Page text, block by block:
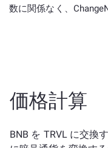
数に関係なく、
価格計算
BNB を TRVL に交換